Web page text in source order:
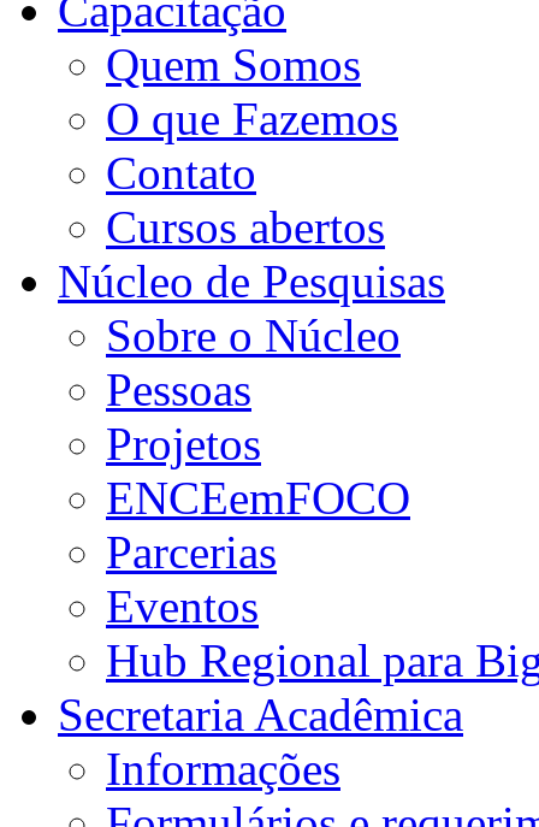
Quem Somos
O que Fazemos
Contato
Cursos abertos
Núcleo de Pesquisas
Sobre o Núcleo
Pessoas
Projetos
ENCEemFOCO
Parcerias
Eventos
Hub Regional para
Secretaria Acadêmica
Informações